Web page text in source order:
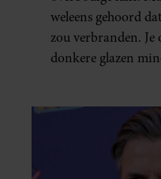
weleens gehoord
zou verbranden. Je
donkere glazen
ook echt? Wij